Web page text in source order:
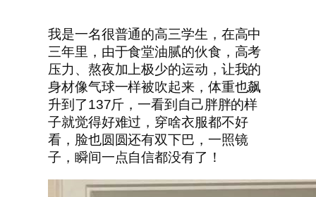
我是一名很普通的高三学生，在高中
三年里，由于食堂油腻的伙食，高考
压力、熬夜加上极少的运动，让我的
身材像气球一样被吹起来，体重也飙
升到了137斤，一看到自己胖胖的样
子就觉得好难过，穿啥衣服都不好
看，脸也圆圆还有双下巴，一照镜
子，瞬间一点自信都没有了！